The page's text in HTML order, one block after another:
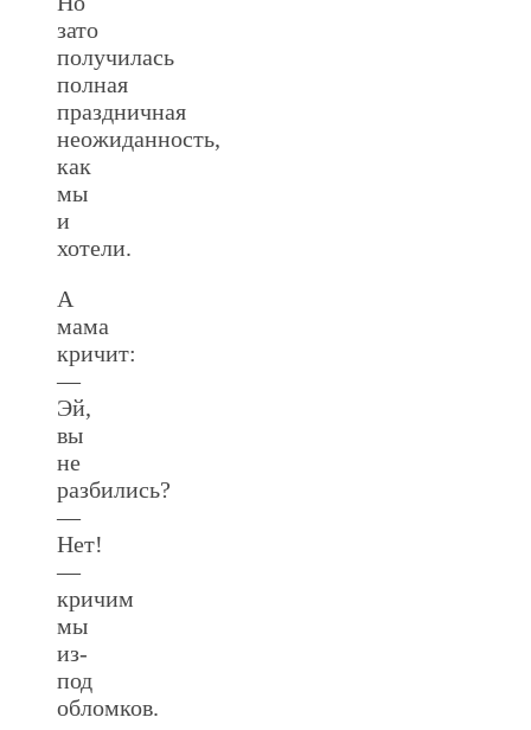
зато
получилась
полная
праздничная
неожиданность,
как
мы
и
хотели.
А
мама
кричит:
—
Эй,
вы
не
разбились?
—
Нет!
—
кричим
мы
из-
под
обломков.